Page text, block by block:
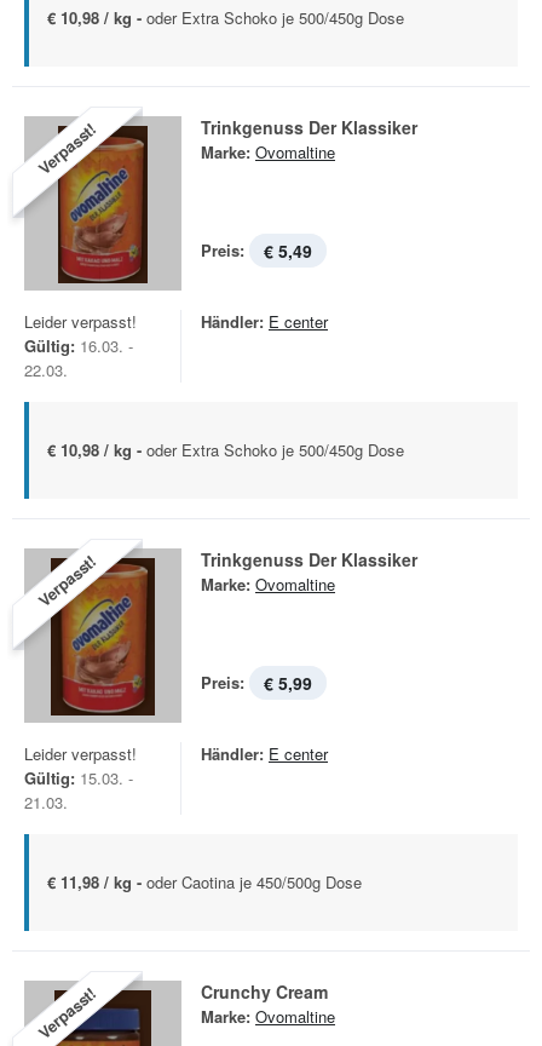
€ 10,98 / kg - oder Extra Schoko je 500/450g Dose
Verpasst! Trinkgenuss Der Klassiker
Marke: Ovomaltine
Preis: € 5,49
Leider verpasst!
Gültig: 16.03. -
22.03.
Händler: E center
€ 10,98 / kg - oder Extra Schoko je 500/450g Dose
Verpasst! Trinkgenuss Der Klassiker
Marke: Ovomaltine
Preis: € 5,99
Leider verpasst!
Gültig: 15.03. -
21.03.
Händler: E center
€ 11,98 / kg - oder Caotina je 450/500g Dose
Verpasst! Crunchy Cream
Marke: Ovomaltine